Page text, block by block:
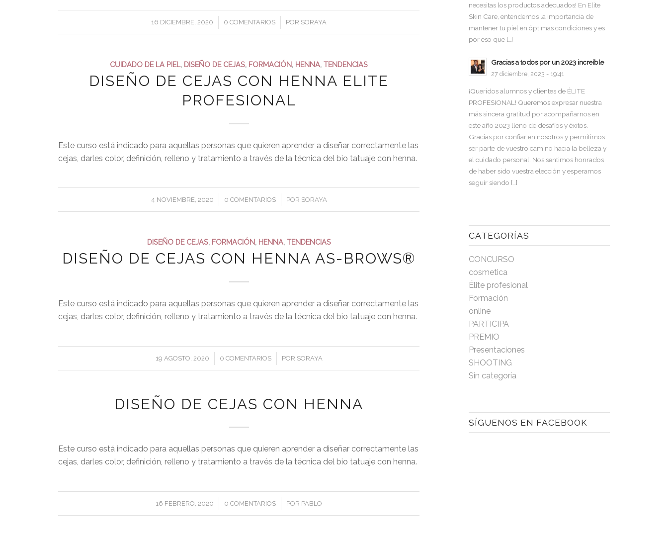
16 DICIEMBRE, 2020
/ 0 COMENTARIOS
/ POR SORAYA
CUIDADO DE LA PIEL, DISEÑO DE CEJAS, FORMACIÓN, HENNA,TENDENCIAS
DISEÑO DE CEJAS CON HENNA ELITE
PROFESIONAL
Este curso está indicado para aquellas personas que quieren aprender a diseñar correctamente las
cejas, darles color, definición, relleno y tratamiento a través de la técnica del bio tatuaje con henna.
4 NOVIEMBRE, 2020
/ 0 COMENTARIOS
/ POR SORAYA
DISEÑO DE CEJAS, FORMACIÓN, HENNA, TENDENCIAS
DISEÑO DE CEJAS CON HENNA AS-BROWS®
Este curso está indicado para aquellas personas que quieren aprender a diseñar correctamente las
cejas, darles color, definición, relleno y tratamiento a través de la técnica del bio tatuaje con henna.
19 AGOSTO, 2020
/ 0 COMENTARIOS
/ POR SORAYA
DISEÑO DE CEJAS CON HENNA
Este curso está indicado para aquellas personas que quieren aprender a diseñar correctamente las
cejas, darles color, definición, relleno y tratamiento a través de la técnica del bio tatuaje con henna.
16 FEBRERO, 2020
/ 0 COMENTARIOS
/ POR PABLO
necesitas los productos adecuados! En Elite
Skin Care, entendemos la importancia de
mantener tu piel en óptimas condiciones y es
por eso que […]
Gracias a todos por un 2023 increíble
27 diciembre, 2023 - 19:41
¡Queridos alumnos y clientes de ÉLITE
PROFESIONAL! Queremos expresar nuestra
más sincera gratitud por acompañarnos en
este año 2023 lleno de desafíos y éxitos.
Gracias por confiar en nosotros y permitirnos
ser parte de vuestro camino hacia la belleza y
el cuidado personal. Nos sentimos honrados
de haber sido vuestra elección y esperamos
seguir siendo […]
CATEGORÍAS
CONCURSO
cosmetica
Élite profesional
Formación
online
PARTICIPA
PREMIO
Presentaciones
SHOOTING
Sin categoría
SÍGUENOS EN FACEBOOK